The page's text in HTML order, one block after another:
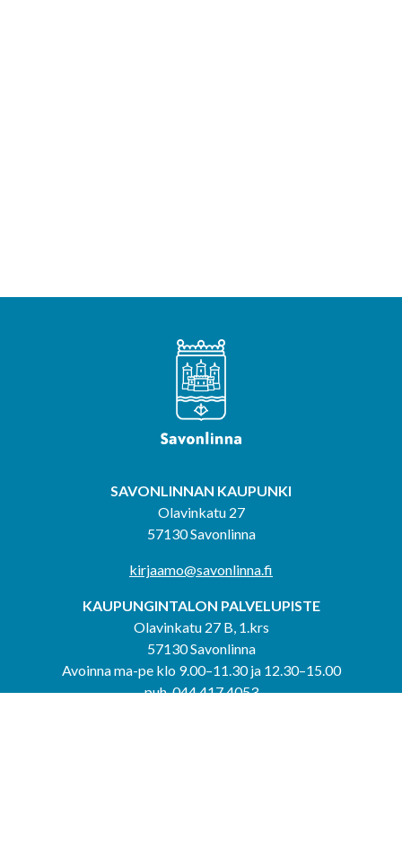
SAVONLINNAN KAUPUNKI
Olavinkatu 27
57130 Savonlinna
kirjaamo@savonlinna.fi
KAUPUNGINTALON PALVELUPISTE
Olavinkatu 27 B, 1.krs
57130 Savonlinna
Avoinna ma-pe klo 9.00–11.30 ja 12.30–15.00
puh. 044 417 4053